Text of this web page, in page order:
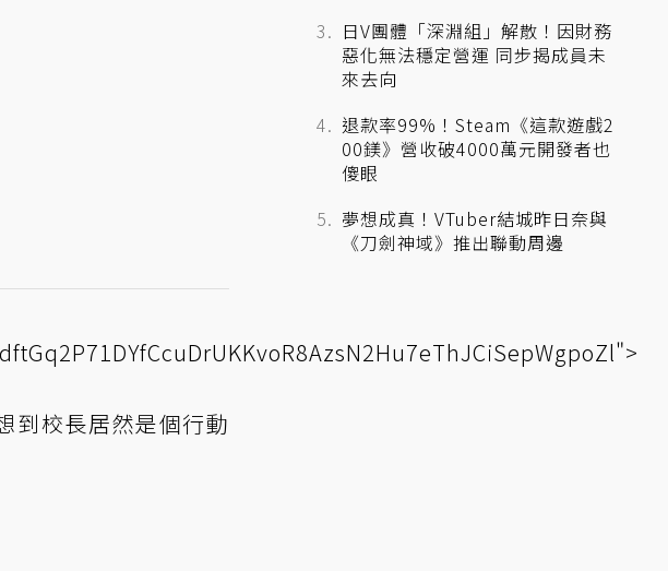
到校長居然是個行動
日V團體「深淵組」解散！因財務
惡化無法穩定營運 同步揭成員未
來去向
退款率99%！Steam《這款遊戲2
00鎂》營收破4000萬元開發者也
傻眼
夢想成真！VTuber結城昨日奈與
《刀劍神域》推出聯動周邊